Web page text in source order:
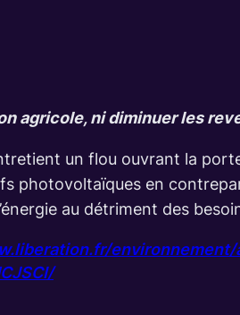
agricole, ni diminuer les
un flou ouvrant la
photovoltaïques en
au détriment des